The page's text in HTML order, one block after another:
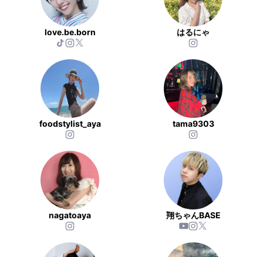
love.be.born はるにゃ
foodstylist_aya tama9303
nagatoaya 翔ちゃんBASE